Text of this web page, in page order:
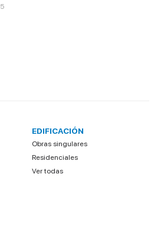
EDIFICACIÓN
Obras singulares
Residenciales
Ver todas